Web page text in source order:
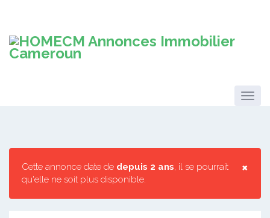
×
Cette annonce date de depuis 2 ans, il se pourrait
qu'elle ne soit plus disponible.